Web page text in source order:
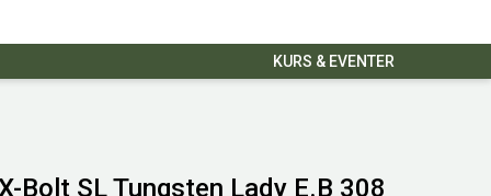
KURS & EVENTER
Bolt SL Tungsten Lady E.B 308